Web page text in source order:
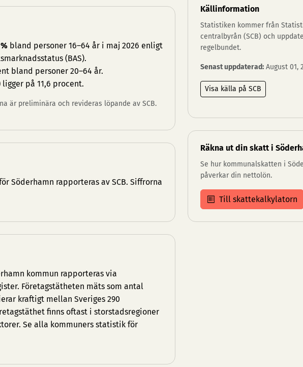
bland personer 16–64 år i maj 2026 enligt
(BAS).
bland personer 20–64 år.
på 11,6 procent.
är preliminära och revideras löpande av SCB.
Söderhamn rapporteras av SCB. Siffrorna
kommun rapporteras via
Företagstätheten mäts som antal
kraftigt mellan Sveriges 290
finns oftast i storstadsregioner
Se alla kommuners statistik för
Källinformation
Statistiken kommer från
centralbyrån (SCB) och
regelbundet.
Senast uppdaterad: August 01,
Visa källa på SCB
Räkna ut din skatt i
Se hur kommunalskatten i
påverkar din nettolön.
Till skattekalkylatorn